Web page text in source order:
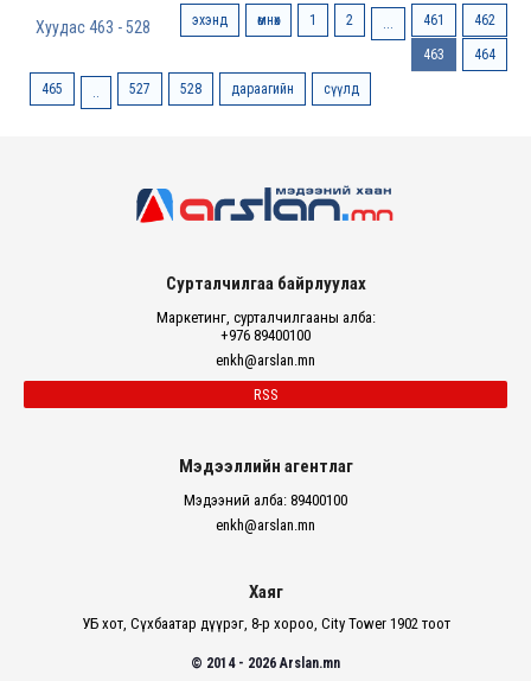
Хуудас 463 - 528 эхэнд өмнөх 1 2 461 462
463 464
465 527 528 дараагийн сүүлд
Сурталчилгаа байрлуулах
Маркетинг, сурталчилгааны алба:
+976 89400100
enkh@arslan.mn
RSS
Мэдээллийн агентлаг
Мэдээний алба: 89400100
enkh@arslan.mn
Хаяг
УБ хот, Сүхбаатар дүүрэг, 8-р хороо, City Tower 1902 тоот
© 2014 - 2026 Arslan.mn